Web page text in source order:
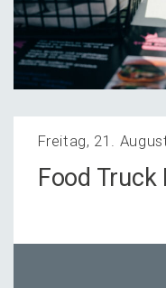
Freitag, 21.
Food Truck